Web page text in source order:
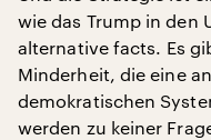
wie das Trump in den
alternative facts. Es
Minderheit, die eine
demokratischen
werden zu keiner